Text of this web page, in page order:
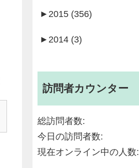
► 2015 (356)
► 2014 (3)
訪問者カウンター
総訪問者数:
今日の訪問者数:
現在オンライン中の人数: